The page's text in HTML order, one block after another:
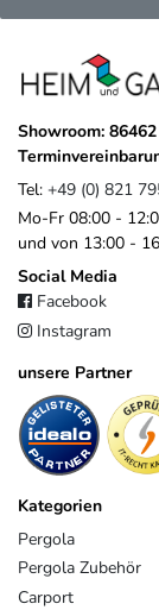
Platinum B.V.
Asselbergsstraat
4815Breda
sales@platinum.nl
+31 76 572 0878
Showroom:
Tel: +49 (0) 821
Mo-Fr 08:00 -
und von 13:00 -
Social Media
Facebook
Instagram
unsere Partner
Kategorien
Pergola
Pergola Zubehör
Carport